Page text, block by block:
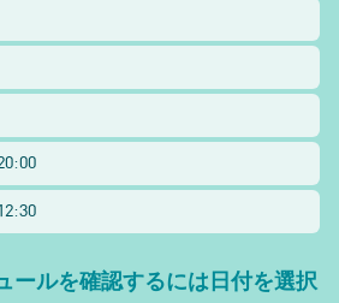
ールを確認するには日付を選択